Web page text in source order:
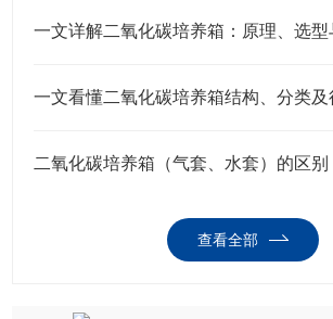
一文详解二氧化碳培养箱：原理、选型
一文看懂二氧化碳培养箱结构、分类及
二氧化碳培养箱（气套、水套）的区别
查看全部